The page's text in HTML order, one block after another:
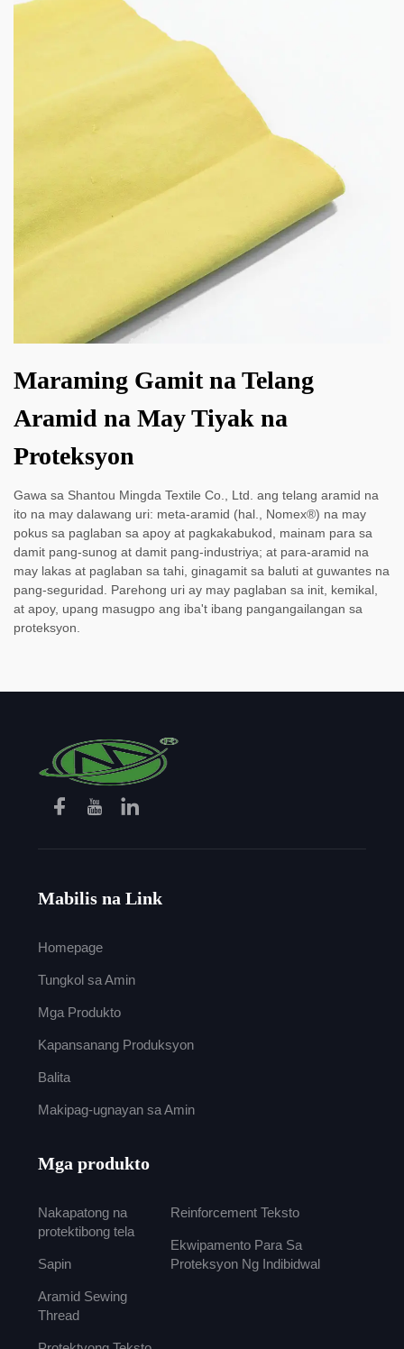
Maraming Gamit na Telang
Aramid na May Tiyak na
Proteksyon
Gawa sa Shantou Mingda Textile Co., Ltd. ang telang aramid na
ito na may dalawang uri: meta-aramid (hal., Nomex®) na may
pokus sa paglaban sa apoy at pagkakabukod, mainam para sa
damit pang-sunog at damit pang-industriya; at para-aramid na
may lakas at paglaban sa tahi, ginagamit sa baluti at guwantes na
pang-seguridad. Parehong uri ay may paglaban sa init, kemikal,
at apoy, upang masugpo ang iba't ibang pangangailangan sa
proteksyon.
Mabilis na Link
Homepage
Tungkol sa Amin
Mga Produkto
Kapansanang Produksyon
Balita
Makipag-ugnayan sa Amin
Mga produkto
Nakapatong na
protektibong tela
Sapin
Aramid Sewing
Thread
Reinforcement Teksto
Ekwipamento Para Sa
Proteksyon Ng Indibidwal